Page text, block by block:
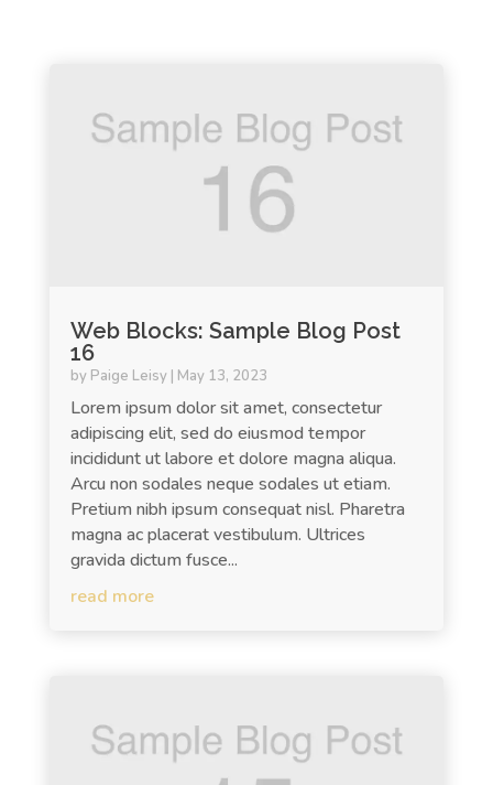
Web Blocks: Sample Blog Post
16
by Paige Leisy| May 13, 2023
Lorem ipsum dolor sit amet, consectetur
adipiscing elit, sed do eiusmod tempor
incididunt ut labore et dolore magna aliqua.
Arcu non sodales neque sodales ut etiam.
Pretium nibh ipsum consequat nisl. Pharetra
magna ac placerat vestibulum. Ultrices
gravida dictum fusce...
read more